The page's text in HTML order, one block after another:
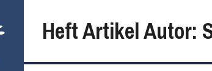
Heft Artikel Autor: